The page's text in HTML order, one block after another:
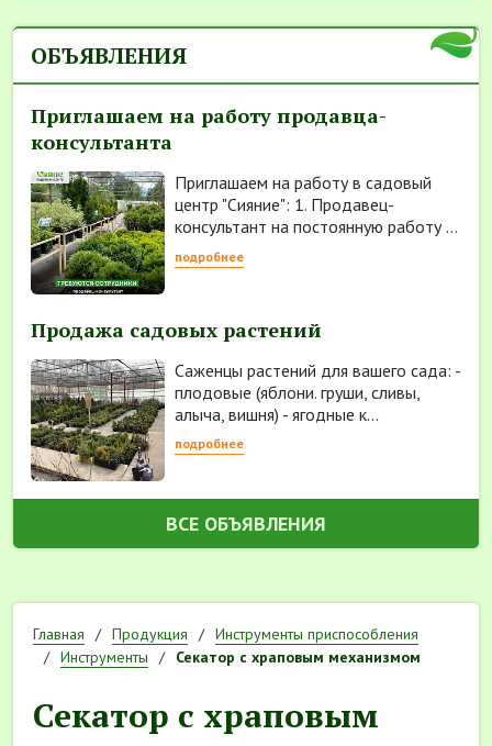
ОБЪЯВЛЕНИЯ
Приглашаем на работу продавца-
консультанта
Приглашаем на работу в садовый
центр "Сияние": 1. Продавец-
консультант на постоянную работу ...
подробнее
Продажа садовых растений
Саженцы растений для вашего сада: -
плодовые (яблони. груши, сливы,
алыча, вишня) - ягодные к...
подробнее
ВСЕ ОБЪЯВЛЕНИЯ
Главная Продукция
Инструменты приспособления
Инструменты
Секатор с храповым механизмом
Секатор с храповым